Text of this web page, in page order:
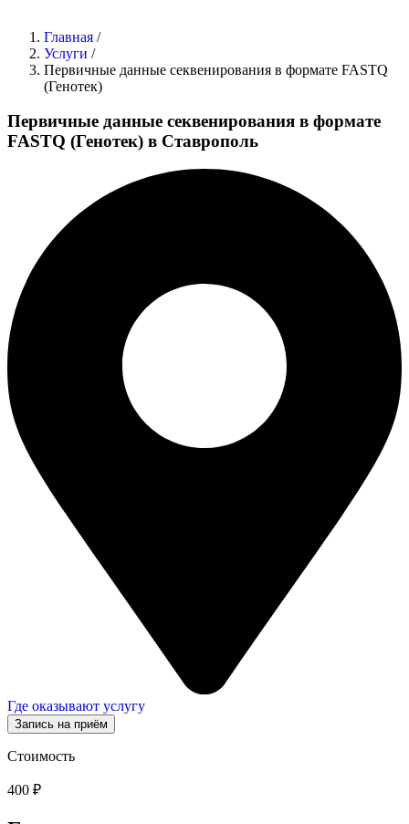
Главная /
Услуги /
Первичные данные секвенирования в формате FASTQ
(Генотек)
Первичные данные секвенирования в формате
FASTQ (Генотек) в Ставрополь
Где оказывают услугу
Запись на приём
Стоимость
400 ₽